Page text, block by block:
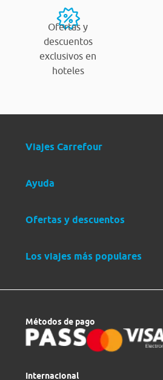
Ofertas y
descuentos
exclusivos en
hoteles
Viajes Carrefour
Ayuda
Ofertas y descuentos
Los viajes más populares
Métodos de pago
Internacional